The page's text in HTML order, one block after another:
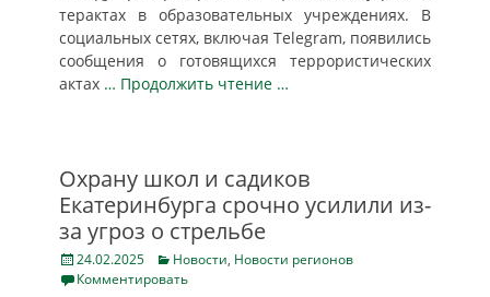
терактах в образовательных учреждениях. В
социальных сетях, включая Telegram, появились
сообщения о готовящихся террористических
актах … Продолжить чтение …
Охрану школ и садиков
Екатеринбурга срочно усилили из-
за угроз о стрельбе
Posted
on
24.02.2025 Categories
Новости, Новости регионов
Комментировать